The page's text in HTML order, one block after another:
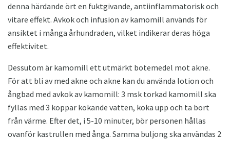
denna härdande ört en fuktgivande, antiinflammatorisk och
vitare effekt. Avkok och infusion av kamomill används för
ansiktet i många århundraden, vilket indikerar deras höga
effektivitet.
Dessutom är kamomill ett utmärkt botemedel mot akne.
För att bli av med akne och akne kan du använda lotion och
ångbad med avkok av kamomill: 3 msk torkad kamomill ska
fyllas med 3 koppar kokande vatten, koka upp och ta bort
från värme. Efter det, i 5-10 minuter, bör personen hållas
ovanför kastrullen med ånga. Samma buljong ska användas 2